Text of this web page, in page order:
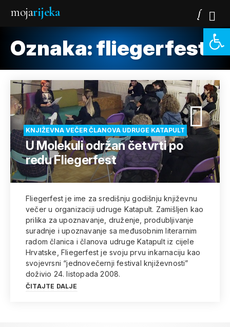
mojarijeka
Oznaka:fliegerfest
KNJIŽEVNA VEČER ČLANOVA UDRUGE KATAPULT
U Molekuli održan četvrti po
redu Fliegerfest
Fliegerfest je ime za središnju godišnju književnu
večer u organizaciji udruge Katapult. Zamišljen kao
prilika za upoznavanje, druženje, produbljivanje
suradnje i upoznavanje sa međusobnim literarnim
radom članica i članova udruge Katapult iz cijele
Hrvatske, Fliegerfest je svoju prvu inkarnaciju kao
svojevrsni “jednovečernji festival književnosti”
doživio 24. listopada 2008.
ČITAJTE DALJE